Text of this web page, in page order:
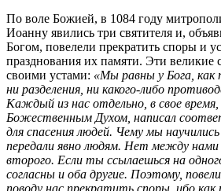
По воле Божией, в 1084 году
Иоанну явились три святителя и,
Богом, повелели прекратить споры и
празднования их памяти. Эти великие
своими устами: «Мы равны у Бога,
ни разделения, ни какого-либо
Каждый из нас отдельно, в свое
Божественным Духом, написал
для спасения людей. Чему мы
передали явно людям. Нет между нами
второго. Если ты ссылаешься на
согласны и оба другие. Поэтому,